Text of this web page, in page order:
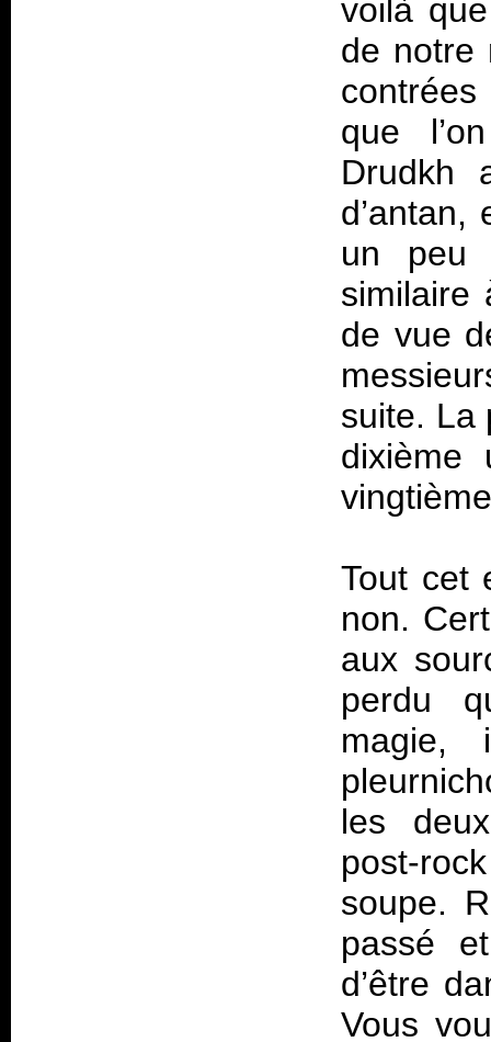
voilà
de notre
que
Drudkh
un peu
similaire
de vue
suite. La
dixième
Tout cet
non.
aux
perdu
magie,
les
post-
soupe.
passé
d’être
Vous